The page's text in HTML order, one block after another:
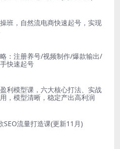
班，自然流电商快速起号，实现
：注册养号/视频制作/爆款输出/
快速起号
利模型课，六大核心打法、实战
，模型清晰，稳定产出高利润
SEO流量打造课(更新11月)